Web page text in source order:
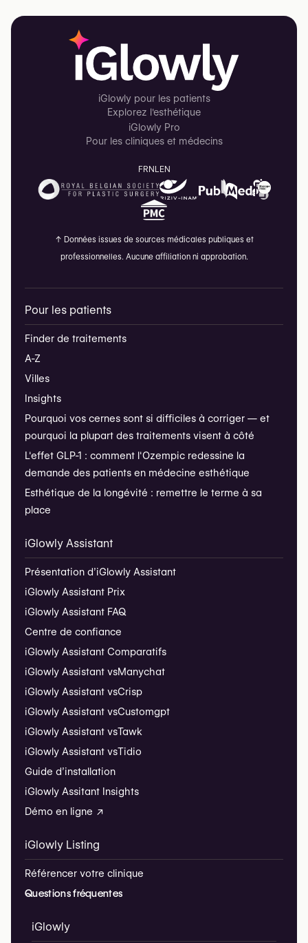
iGlowly pour les patients
Explorez l'esthétique
iGlowly Pro
Pour les cliniques et médecins
FRNL EN
↑ Données issues de sources médicales publiques et
professionnelles. Aucune affiliation ni approbation.
Pour les patients
Finder de traitements
A-Z
Villes
Insights
Pourquoi vos cernes sont si difficiles à corriger — et
pourquoi la plupart des traitements visent à côté
L'effet GLP-1 : comment l'Ozempic redessine la
demande des patients en médecine esthétique
Esthétique de la longévité : remettre le terme à sa
place
iGlowly Assistant
Présentation d’iGlowly Assistant
iGlowly Assistant Prix
iGlowly Assistant FAQ
Centre de confiance
iGlowly Assistant Comparatifs
iGlowly Assistant vsManychat
iGlowly Assistant vsCrisp
iGlowly Assistant vsCustomgpt
iGlowly Assistant vsTawk
iGlowly Assistant vsTidio
Guide d’installation
iGlowly Assitant Insights
Démo en ligne ↗
iGlowly Listing
Référencer votre clinique
Questions fréquentes
iGlowly